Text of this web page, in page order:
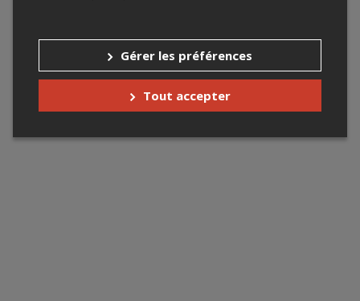
Gérer les préférences
Tout accepter